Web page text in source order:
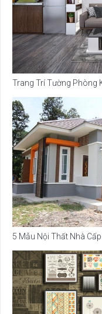
Trang Trí Tường Phòng
5 Mẫu Nội Thất Nhà